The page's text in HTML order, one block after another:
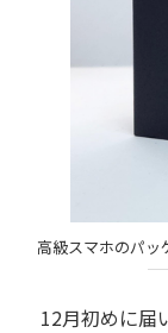
高級スマホのパッ
12月初めに届